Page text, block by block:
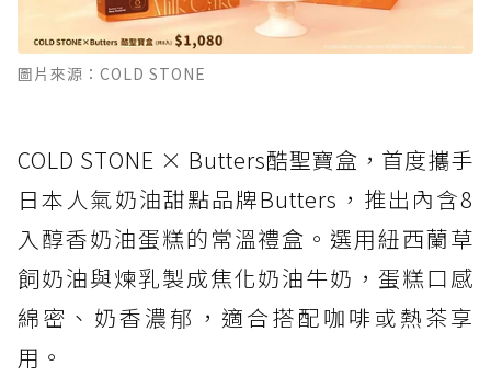
圖片來源：COLD STONE
COLD STONE × Butters酷聖寶盒，首度攜手
日本人氣奶油甜點品牌Butters，推出內含8
入醇香奶油蛋糕的常溫禮盒。選用紐西蘭草
飼奶油與煉乳製成焦化奶油牛奶，蛋糕口感
綿密、奶香濃郁，適合搭配咖啡或熱茶享
用。